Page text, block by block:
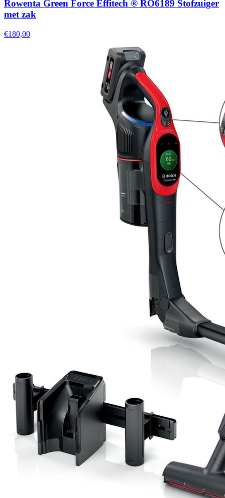
Rowenta Green Force Effitech ® RO6189 Stofzuiger
met zak
€180,00